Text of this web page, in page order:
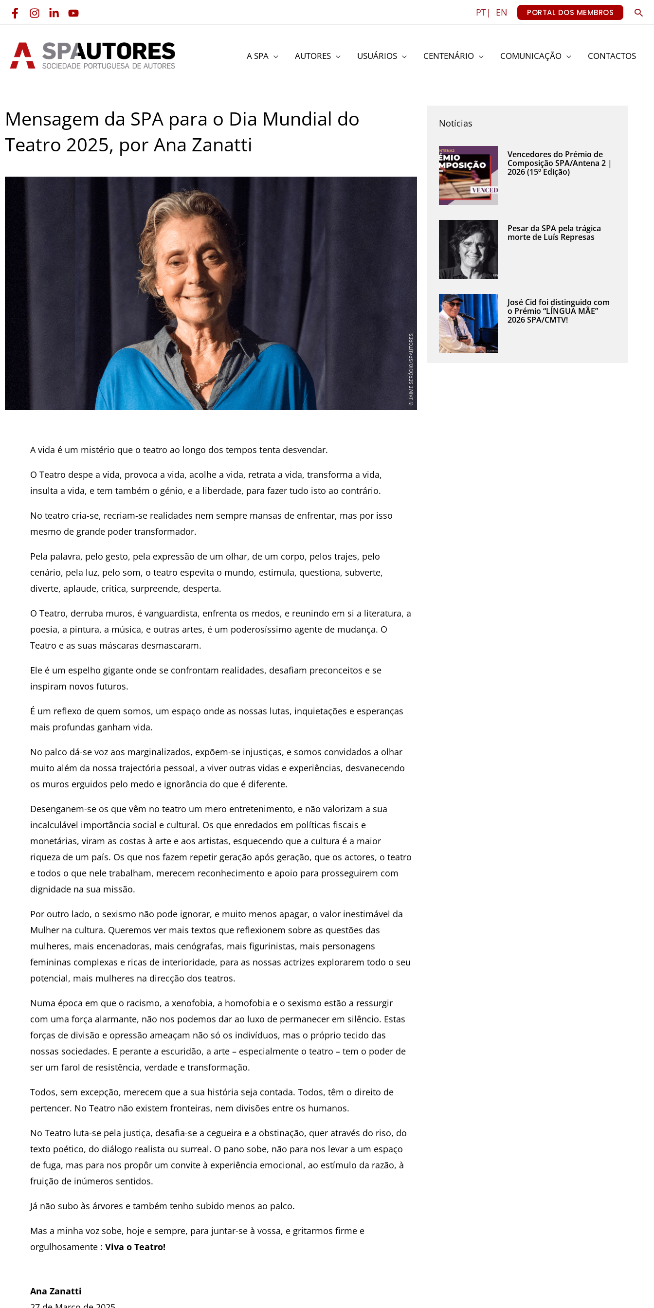
Skip
content
PT| EN PORTAL DOS MEMBROS
A SPA AUTORES USUÁRIOS CENTENÁRIO COMUNICAÇÃO CONTACTOS
Mensagem da SPA para o Dia Mundial do
Teatro 2025, por Ana Zanatti
A vida é um mistério que o teatro ao longo dos tempos tenta desvendar.
O Teatro despe a vida, provoca a vida, acolhe a vida, retrata a vida, transforma a vida,
insulta a vida, e tem também o génio, e a liberdade, para fazer tudo isto ao contrário.
No teatro cria-se, recriam-se realidades nem sempre mansas de enfrentar, mas por isso
mesmo de grande poder transformador.
Pela palavra, pelo gesto, pela expressão de um olhar, de um corpo, pelos trajes, pelo
cenário, pela luz, pelo som, o teatro espevita o mundo, estimula, questiona, subverte,
diverte, aplaude, critica, surpreende, desperta.
O Teatro, derruba muros, é vanguardista, enfrenta os medos, e reunindo em si a literatura, a
poesia, a pintura, a música, e outras artes, é um poderosíssimo agente de mudança. O
Teatro e as suas máscaras desmascaram.
Ele é um espelho gigante onde se confrontam realidades, desafiam preconceitos e se
inspiram novos futuros.
É um reflexo de quem somos, um espaço onde as nossas lutas, inquietações e esperanças
mais profundas ganham vida.
No palco dá-se voz aos marginalizados, expõem-se injustiças, e somos convidados a olhar
muito além da nossa trajectória pessoal, a viver outras vidas e experiências, desvanecendo
os muros erguidos pelo medo e ignorância do que é diferente.
Desenganem-se os que vêm no teatro um mero entretenimento, e não valorizam a sua
incalculável importância social e cultural. Os que enredados em políticas fiscais e
monetárias, viram as costas à arte e aos artistas, esquecendo que a cultura é a maior
riqueza de um país. Os que nos fazem repetir geração após geração, que os actores, o teatro
e todos o que nele trabalham, merecem reconhecimento e apoio para prosseguirem com
dignidade na sua missão.
Por outro lado, o sexismo não pode ignorar, e muito menos apagar, o valor inestimável da
Mulher na cultura. Queremos ver mais textos que reflexionem sobre as questões das
mulheres, mais encenadoras, mais cenógrafas, mais figurinistas, mais personagens
femininas complexas e ricas de interioridade, para as nossas actrizes explorarem todo o seu
potencial, mais mulheres na direcção dos teatros.
Numa época em que o racismo, a xenofobia, a homofobia e o sexismo estão a ressurgir
com uma força alarmante, não nos podemos dar ao luxo de permanecer em silêncio. Estas
forças de divisão e opressão ameaçam não só os indivíduos, mas o próprio tecido das
nossas sociedades. E perante a escuridão, a arte – especialmente o teatro – tem o poder de
ser um farol de resistência, verdade e transformação.
Todos, sem excepção, merecem que a sua história seja contada. Todos, têm o direito de
pertencer. No Teatro não existem fronteiras, nem divisões entre os humanos.
No Teatro luta-se pela justiça, desafia-se a cegueira e a obstinação, quer através do riso, do
texto poético, do diálogo realista ou surreal. O pano sobe, não para nos levar a um espaço
de fuga, mas para nos propôr um convite à experiência emocional, ao estímulo da razão, à
fruição de inúmeros sentidos.
Já não subo às árvores e também tenho subido menos ao palco.
Mas a minha voz sobe, hoje e sempre, para juntar-se à vossa, e gritarmos firme e
orgulhosamente :Viva o Teatro!
Ana Zanatti
Notícias
Vencedores do Prémio de
Composição SPA/Antena 2 |
2026 (15º Edição)
Pesar da SPA pela trágica
morte de Luís Represas
José Cid foi distinguido com
o Prémio “LÍNGUA MÃE”
2026 SPA/CMTV!